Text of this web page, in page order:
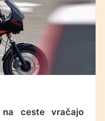
ceste vračajo